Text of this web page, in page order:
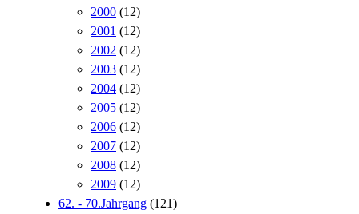
2000 (12)
2001 (12)
2002 (12)
2003 (12)
2004 (12)
2005 (12)
2006 (12)
2007 (12)
2008 (12)
2009 (12)
62. - 70.Jahrgang (121)